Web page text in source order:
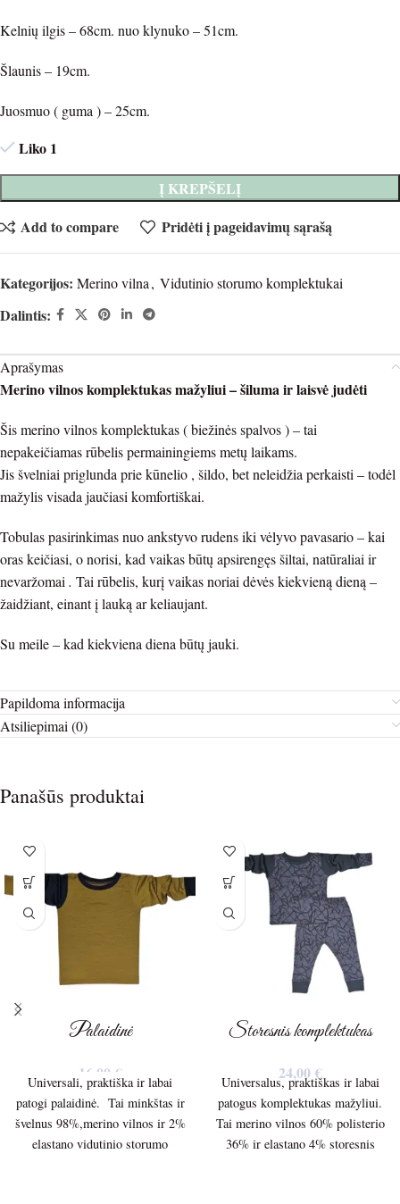
Kelnių ilgis – 68cm. nuo klynuko – 51cm.
Šlaunis – 19cm.
Juosmuo ( guma ) – 25cm.
Liko 1
Į KREPŠELĮ
Add to compare
Pridėti į pageidavimų sąrašą
Kategorijos: Merino vilna, Vidutinio storumo komplektukai
Dalintis:
Aprašymas
Merino vilnos komplektukas mažyliui – šiluma ir laisvė judėti
Šis merino vilnos komplektukas ( biežinės spalvos ) – tai
nepakeičiamas rūbelis permainingiems metų laikams.
Jis švelniai priglunda prie kūnelio , šildo, bet neleidžia perkaisti – todėl
mažylis visada jaučiasi komfortiškai.
Tobulas pasirinkimas nuo ankstyvo rudens iki vėlyvo pavasario – kai
oras keičiasi, o norisi, kad vaikas būtų apsirengęs šiltai, natūraliai ir
nevaržomai . Tai rūbelis, kurį vaikas noriai dėvės kiekvieną dieną –
žaidžiant, einant į lauką ar keliaujant.
Su meile – kad kiekviena diena būtų jauki.
Papildoma informacija
Atsiliepimai (0)
Panašūs produktai
Palaidinė
16,00 €
Universali, praktiška ir labai
patogi palaidinė. Tai minkštas ir
švelnus 98%,merino vilnos ir 2%
elastano vidutinio storumo
Storesnis komplektukas
24,00 €
Universalus, praktiškas ir labai
patogus komplektukas mažyliui.
Tai merino vilnos 60% polisterio
36% ir elastano 4% storesnis